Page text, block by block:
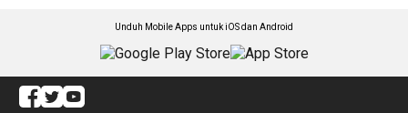
Unduh Mobile Apps untuk iOS dan Android